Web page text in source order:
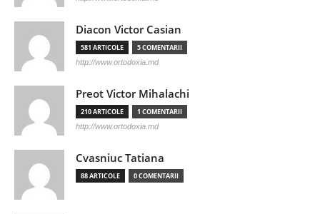
Diacon Victor Casian
581 ARTICOLE 5 COMENTARII
http://www.ortodoxia.md
Preot Victor Mihalachi
210 ARTICOLE 1 COMENTARII
http://www.ortodoxia.md
Cvasniuc Tatiana
88 ARTICOLE 0 COMENTARII